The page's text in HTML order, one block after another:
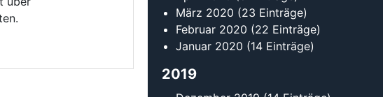
Der Lehrgang "West Coast Swing für Fortgeschrittene" am 6. März 2022 findet in den Räumlichkeiten der TSG Bietigheim statt.
weiterlesen
Mai 2019(20 Einträge)
April 2019(17 Einträge)
März 2019(12 Einträge)
Januar 2019